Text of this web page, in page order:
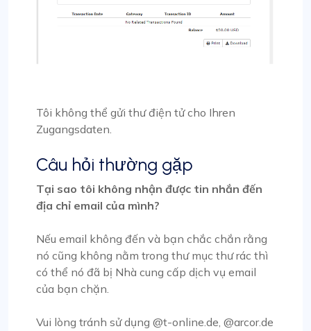
Tôi không thể gửi thư điện tử cho Ihren
Zugangsdaten.
Câu hỏi thường gặp
Tại sao tôi không nhận được tin nhắn đến
địa chỉ email của mình?
Nếu email không đến và bạn chắc chắn rằng
nó cũng không nằm trong thư mục thư rác thì
có thể nó đã bị Nhà cung cấp dịch vụ email
của bạn chặn.
Vui lòng tránh sử dụng @t-online.de, @arcor.de